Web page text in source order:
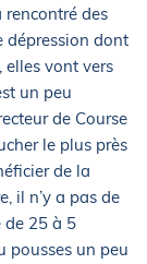
rencontré des
dépression dont
elles vont vers
un peu
de Course
le plus près
de la
il n’y a pas de
de 25 à 5
pousses un peu